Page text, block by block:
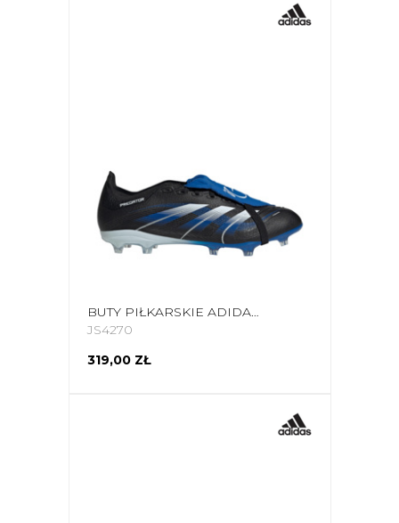
BUTY PIŁKARSKIE ADIDAS PREDATOR LEAGUE FT FG/MG JB JS4270
JS4270
319,00 ZŁ